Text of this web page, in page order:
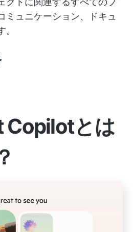
ミュニケーション、ドキュ
とは